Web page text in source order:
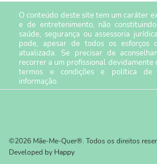
O conteúdo deste site tem um caráter
e de entretenimento, não
saúde, segurança ou assessoria
pode, apesar de todos os esforços
atualizada. Se precisar de
recorrer a um profissional devidamente
termos e condiçõese política de
informação.
©2026 Mãe-Me-Quer®. Todos os direitos
Developed by Happy